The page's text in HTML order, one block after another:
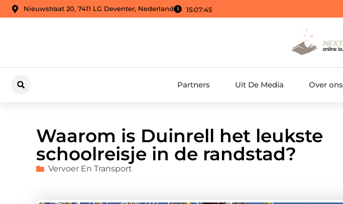
Nieuwstraat 20, 7411 LG Deventer, Nederland 15:07:46
Partners Uit De Media Over ons
Waarom is Duinrell het leukste
schoolreisje in de randstad?
Vervoer En Transport